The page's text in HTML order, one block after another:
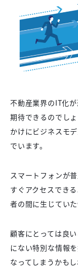
不動産業界のIT化
期待できるのでし
かけにビジネスモ
でいます。
スマートフォンが
すぐアクセスでき
者の間に生じてい
顧客にとっては良
にない特別な情報
なってしまうかも